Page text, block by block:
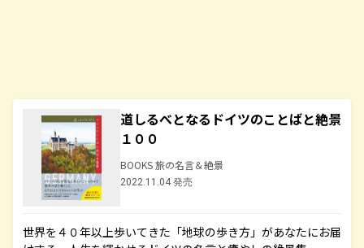
道しるべとなるドイツのことばと絶景
１００
BOOKS 旅の名言＆絶景
2022.11.04 発売
世界を４０年以上歩いてきた「地球の歩き方」があなたにお届